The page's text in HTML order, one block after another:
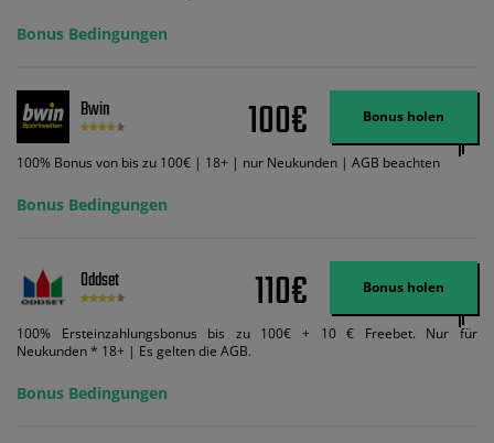
ein und wir geben Ihnen die entsprechende qualifizierende Einzahlung in
Wett-Credits, wenn Sie qualifizierende Wetten im gleichen Wert platzieren
Wett-Credits aus. Es gelten die AGB, Zeitlimits und Ausnahmen. Der Bonus-
Code VIPANGEBOT kann während der Anmeldung benutzt werden, jedoch
ändert dies den Angebotsbetrag in keinster Weise.
Bonus Bedingungen
Bwin 100€ Bonus holen
100% Bonus von bis zu 100€ | 18+ | nur Neukunden | AGB beachten
Bonus Bedingungen
Oddset 110€ Bonus holen
100% Ersteinzahlungsbonus bis zu 100€ + 10 € Freebet. Nur für
Neukunden * 18+ | Es gelten die AGB.
Bonus Bedingungen